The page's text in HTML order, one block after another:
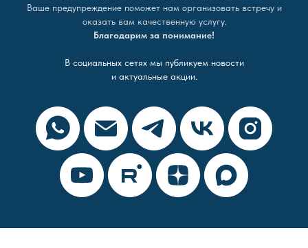
Ваше предупреждение поможет нам организовать встречу и
оказать вам качественную услугу.
Благодарим за понимание!
В социальных сетях мы публикуем новости
и актуальные акции.